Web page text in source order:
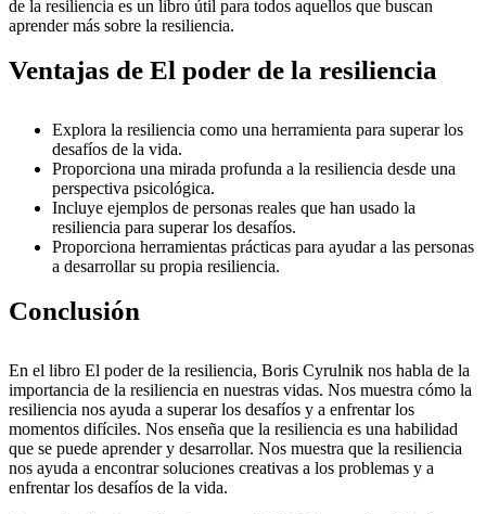
de la resiliencia es un libro útil para todos aquellos que buscan
aprender más sobre la resiliencia.
Ventajas de El poder de la resiliencia
Explora la resiliencia como una herramienta para superar los
desafíos de la vida.
Proporciona una mirada profunda a la resiliencia desde una
perspectiva psicológica.
Incluye ejemplos de personas reales que han usado la
resiliencia para superar los desafíos.
Proporciona herramientas prácticas para ayudar a las personas
a desarrollar su propia resiliencia.
Conclusión
En el libro El poder de la resiliencia, Boris Cyrulnik nos habla de la
importancia de la resiliencia en nuestras vidas. Nos muestra cómo la
resiliencia nos ayuda a superar los desafíos y a enfrentar los
momentos difíciles. Nos enseña que la resiliencia es una habilidad
que se puede aprender y desarrollar. Nos muestra que la resiliencia
nos ayuda a encontrar soluciones creativas a los problemas y a
enfrentar los desafíos de la vida.